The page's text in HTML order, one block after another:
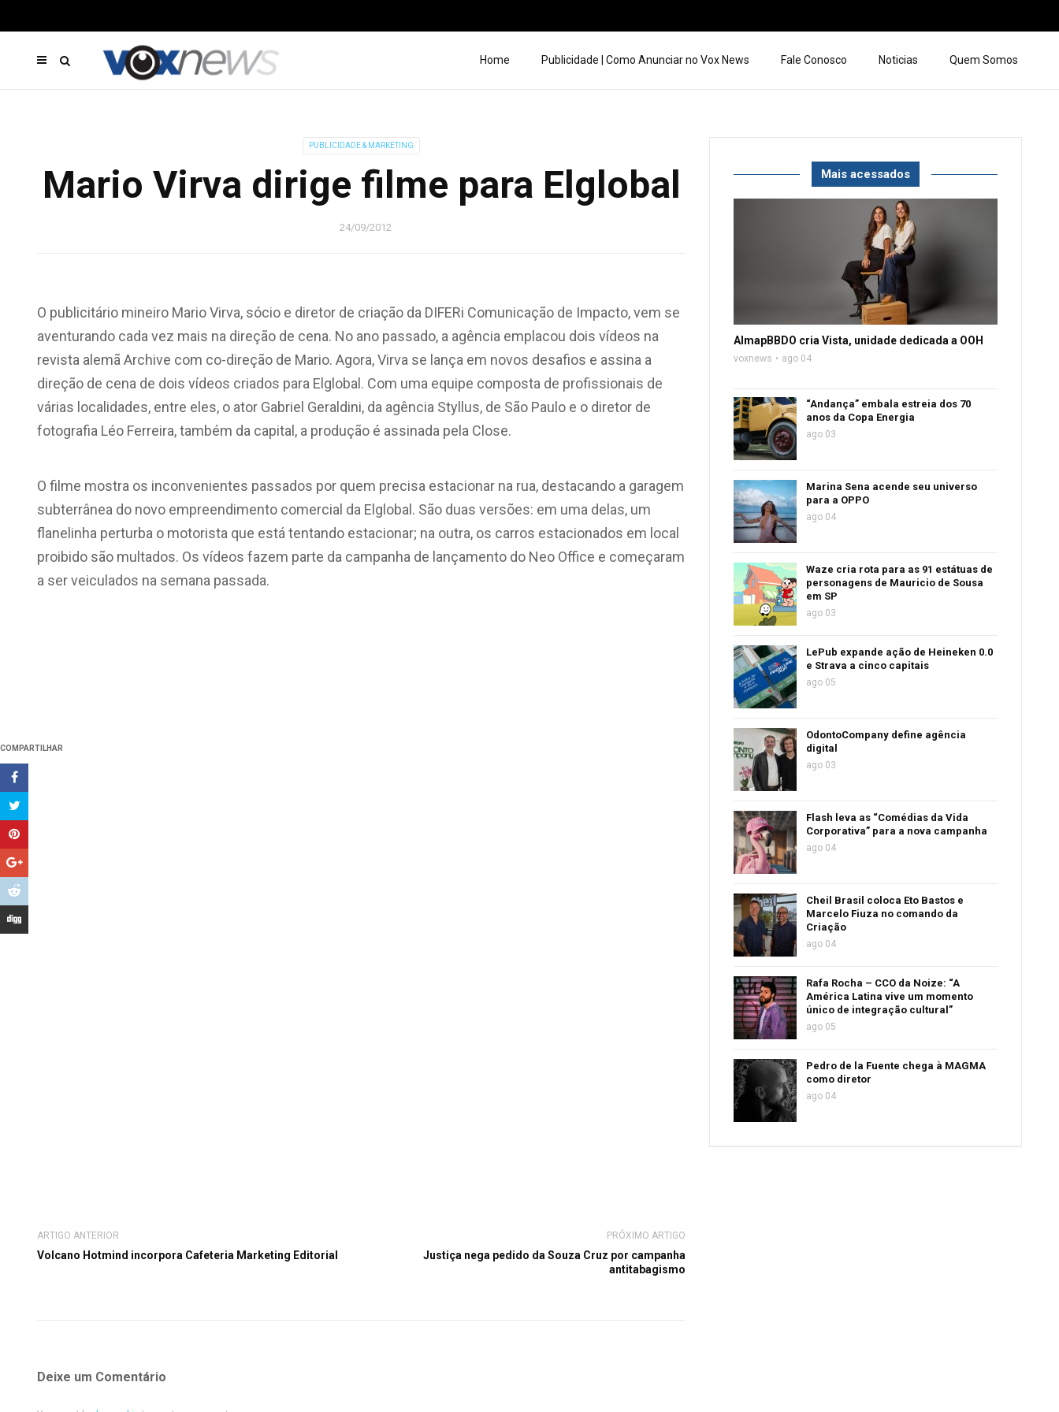
Home Publicidade | Como Anunciar no Vox News Fale Conosco Noticias Quem Somos
PUBLICIDADE & MARKETING
Mario Virva dirige filme para Elglobal
24/09/2012
COMPARTILHAR
O publicitário mineiro Mario Virva, sócio e diretor de criação da DIFERi Comunicação de Impacto, vem se
aventurando cada vez mais na direção de cena. No ano passado, a agência emplacou dois vídeos na
revista alemã Archive com co-direção de Mario. Agora, Virva se lança em novos desafios e assina a
direção de cena de dois vídeos criados para Elglobal. Com uma equipe composta de profissionais de
várias localidades, entre eles, o ator Gabriel Geraldini, da agência Styllus, de São Paulo e o diretor de
fotografia Léo Ferreira, também da capital, a produção é assinada pela Close.
O filme mostra os inconvenientes passados por quem precisa estacionar na rua, destacando a garagem
subterrânea do novo empreendimento comercial da Elglobal. São duas versões: em uma delas, um
flanelinha perturba o motorista que está tentando estacionar; na outra, os carros estacionados em local
proibido são multados. Os vídeos fazem parte da campanha de lançamento do Neo Office e começaram
a ser veiculados na semana passada.
ARTIGO ANTERIOR
Volcano Hotmind incorpora Cafeteria Marketing Editorial
PRÓXIMO ARTIGO
Justiça nega pedido da Souza Cruz por campanha
antitabagismo
Deixe um Comentário
Mais acessados
AlmapBBDO cria Vista, unidade dedicada a OOH
voxnews ago 04
“Andança” embala estreia dos 70
anos da Copa Energia
ago 03
Marina Sena acende seu universo
para a OPPO
ago 04
Waze cria rota para as 91 estátuas de
personagens de Mauricio de Sousa
em SP
ago 03
LePub expande ação de Heineken 0.0
e Strava a cinco capitais
ago 05
OdontoCompany define agência
digital
ago 03
Flash leva as “Comédias da Vida
Corporativa” para a nova campanha
ago 04
Cheil Brasil coloca Eto Bastos e
Marcelo Fiuza no comando da
Criação
ago 04
Rafa Rocha – CCO da Noize: “A
América Latina vive um momento
único de integração cultural”
ago 05
Pedro de la Fuente chega à MAGMA
como diretor
ago 04